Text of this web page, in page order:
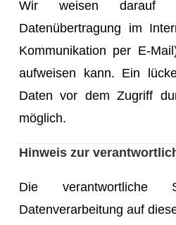
Wir weisen
Datenübertragung im
Kommunikation per E-
aufweisen kann. Ein
Daten vor dem Zugriff
möglich.
Hinweis zur
Die
Datenverarbeitung auf